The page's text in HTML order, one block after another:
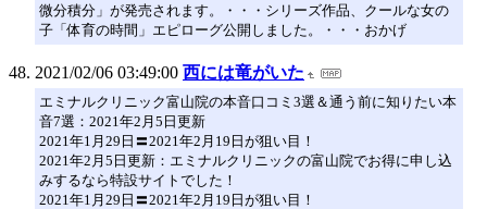
微分積分」が発売されます。・・・シリーズ作品、クールな女の
子「体育の時間」エピローグ公開しました。・・・おかげ
2021/02/06 03:49:00 西には竜がいた
エミナルクリニック富山院の本音口コミ3選＆通う前に知りたい本
音7選：2021年2月5日更新
2021年1月29日〓2021年2月19日が狙い目！
2021年2月5日更新：エミナルクリニックの富山院でお得に申し込
みするなら特設サイトでした！
2021年1月29日〓2021年2月19日が狙い目！